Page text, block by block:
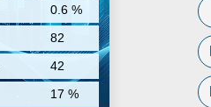
0.6 %
82
42
17 %